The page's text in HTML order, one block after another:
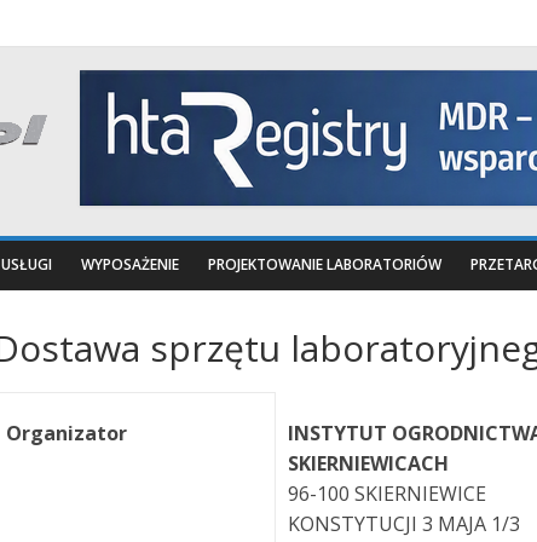
USŁUGI WYPOSAŻENIE PROJEKTOWANIE LABORATORIÓW
sprzętu
Organizator
INSTYTUT
SKIERNIEWICACH
96-100 SKIERNIEWICE
KONSTYTUCJI 3 MAJA 1/3